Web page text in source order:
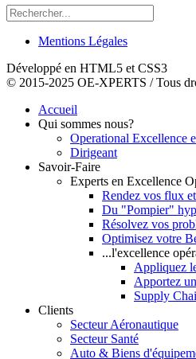
Mentions Légales
Développé en HTML5 et CSS3
© 2015-2025 OE-XPERTS / Tous
Accueil
Qui sommes nous?
Operational Excellence
Dirigeant
Savoir-Faire
Experts en Excellence
Rendez vos flux
Du "Pompier"
Résolvez vos
Optimisez votre
...l'excellence
Appliquez
Apportez
Supply
Clients
Secteur Aéronautique
Secteur Santé
Auto & Biens